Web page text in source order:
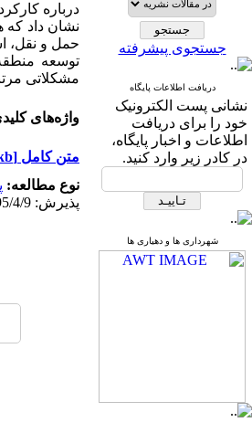
جستجوی پیشرفته
دریافت اطلاعات پایگاه
نشانی پست الکترونیک
خود را برای دریافت
اطلاعات و اخبار پایگاه،
در کادر زیر وارد کنید.
شهرداری ها و دهیاری ها
درباره
نشان داد که
حمل و نقل،
توسعه
مشکلاتی
واژه‌های
متن کامل [PDF 1078 kb]
نوع مطالعه:
پذیرش: 1395/4/9 | انتشار: 1395/4/9